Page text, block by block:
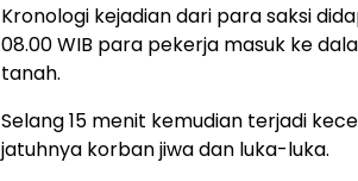
Kronologi kejadian dari para saksi
08.00 WIB para pekerja masuk ke
tanah.
Selang 15 menit kemudian terjadi
jatuhnya korban jiwa dan luka-luka.